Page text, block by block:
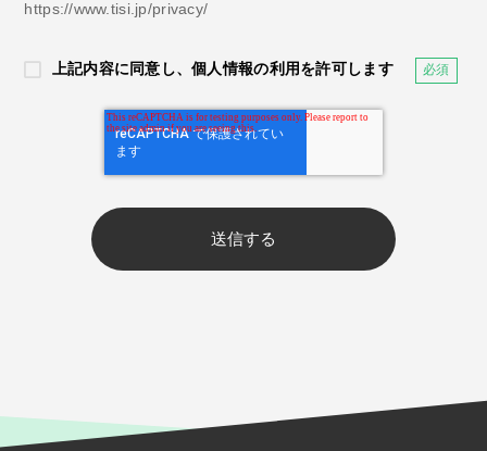
https://www.tisi.jp/privacy/
上記内容に同意し、個人情報の利用を許可します